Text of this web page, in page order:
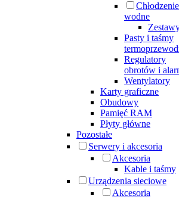
Chłodzenie
wodne
Pasty i taśmy
Regulatory
obrotów i
Wentylatory
Karty graficzne
Obudowy
Pamięć RAM
Płyty główne
Pozostałe
Serwery i akcesoria
Akcesoria
Kable i taśmy
Urządzenia sieciowe
Akcesoria